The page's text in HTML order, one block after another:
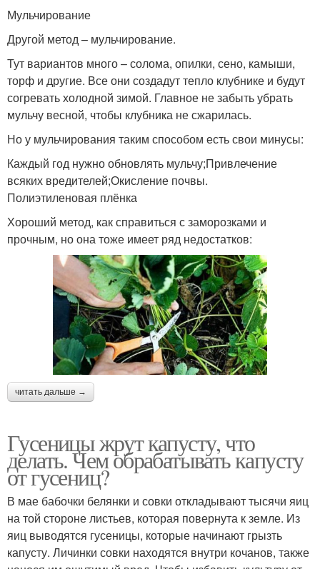
Мульчирование
Другой метод – мульчирование.
Тут вариантов много – солома, опилки, сено, камыши,
торф и другие. Все они создадут тепло клубнике и будут
согревать холодной зимой. Главное не забыть убрать
мульчу весной, чтобы клубника не сжарилась.
Но у мульчирования таким способом есть свои минусы:
Каждый год нужно обновлять мульчу;Привлечение
всяких вредителей;Окисление почвы.
Полиэтиленовая плёнка
Хороший метод, как справиться с заморозками и
прочным, но она тоже имеет ряд недостатков:
читать дальше →
Гусеницы жрут капусту, что
делать. Чем обрабатывать капусту
от гусениц?
В мае бабочки белянки и совки откладывают тысячи яиц
на той стороне листьев, которая повернута к земле. Из
яиц выводятся гусеницы, которые начинают грызть
капусту. Личинки совки находятся внутри кочанов, также